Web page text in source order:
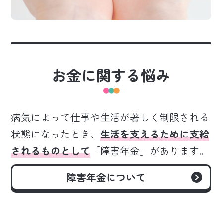
お金に関する悩み
病気によって仕事や生活が著しく制限される
状態になったとき、生活を支えるために支給
されるものとして 「障害年金」があります。
障害年金について